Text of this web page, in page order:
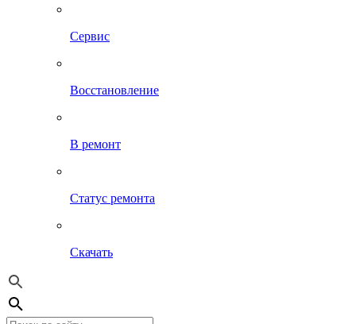
Сервис
Восстановление
В ремонт
Статус ремонта
Скачать